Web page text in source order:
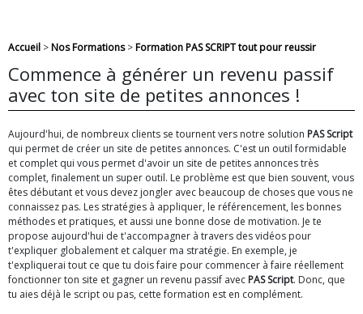
Accueil >Nos Formations>Formation PAS SCRIPT tout pour reussir
Commence à générer un revenu passif
avec ton site de petites annonces !
Aujourd'hui, de nombreux clients se tournent vers notre solution PAS Script
qui permet de créer un site de petites annonces. C'est un outil formidable
et complet qui vous permet d'avoir un site de petites annonces très
complet, finalement un super outil. Le problème est que bien souvent, vous
êtes débutant et vous devez jongler avec beaucoup de choses que vous ne
connaissez pas. Les stratégies à appliquer, le référencement, les bonnes
méthodes et pratiques, et aussi une bonne dose de motivation. Je te
propose aujourd'hui de t'accompagner à travers des vidéos pour
t'expliquer globalement et calquer ma stratégie. En exemple, je
t'expliquerai tout ce que tu dois faire pour commencer à faire réellement
fonctionner ton site et gagner un revenu passif avec PAS Script. Donc, que
tu aies déjà le script ou pas, cette formation est en complément.